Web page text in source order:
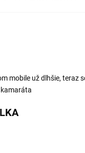
mobile už dlhšie, teraz